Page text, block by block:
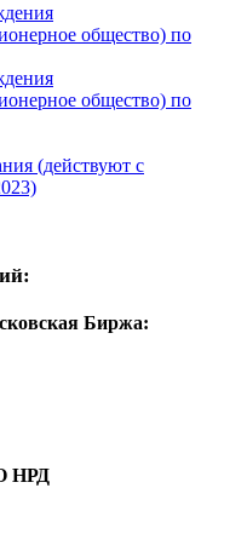
общество) по
общество) по
(действуют с
Биржа:
НРД